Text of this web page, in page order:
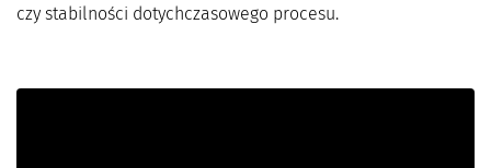
czy stabilności dotychczasowego procesu.